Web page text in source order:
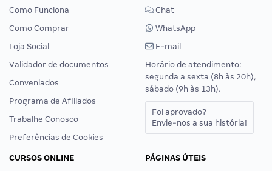
Como Funciona
Como Comprar
Loja Social
Validador de documentos
Conveniados
Programa de Afiliados
Trabalhe Conosco
Preferências de Cookies
Chat
WhatsApp
E-mail
Horário de atendimento:
segunda a sexta (8h às 20h),
sábado (9h às 13h).
Foi aprovado?
Envie-nos a sua história!
CURSOS ONLINE
PÁGINAS ÚTEIS